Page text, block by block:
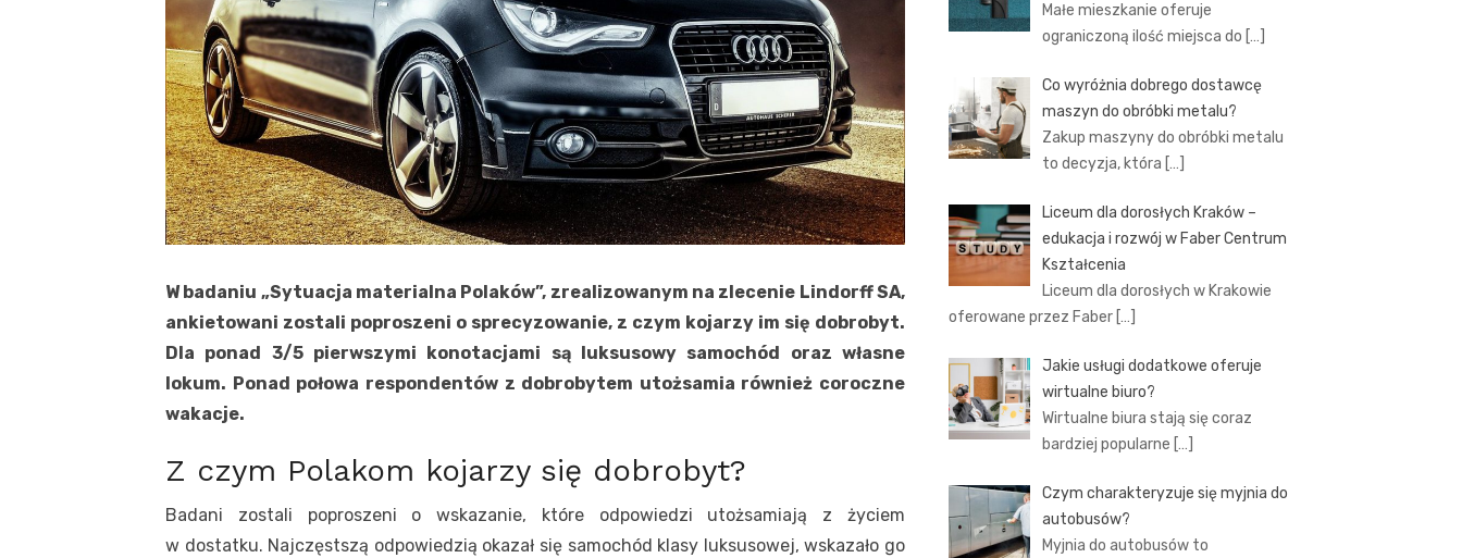
W badaniu „Sytuacja materialna Polaków”, zrealizowanym na zlecenie Lindorff SA,
ankietowani zostali poproszeni o sprecyzowanie, z czym kojarzy im się dobrobyt.
Dla ponad 3/5 pierwszymi konotacjami są luksusowy samochód oraz własne
lokum. Ponad połowa respondentów z dobrobytem utożsamia również coroczne
wakacje.
Z czym Polakom kojarzy się dobrobyt?
Badani zostali poproszeni o wskazanie, które odpowiedzi utożsamiają z życiem
w dostatku. Najczęstszą odpowiedzią okazał się samochód klasy luksusowej, wskazało go
Małe mieszkanie oferuje
ograniczoną ilość miejsca do […]
Co wyróżnia dobrego dostawcę
maszyn do obróbki metalu?
Zakup maszyny do obróbki metalu
to decyzja, która […]
Liceum dla dorosłych Kraków –
edukacja i rozwój w Faber Centrum
Kształcenia
Liceum dla dorosłych w Krakowie
oferowane przez Faber […]
Jakie usługi dodatkowe oferuje
wirtualne biuro?
Wirtualne biura stają się coraz
bardziej popularne […]
Czym charakteryzuje się myjnia do
autobusów?
Myjnia do autobusów to